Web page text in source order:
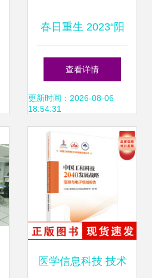
春日重生 2023“阳
康”后工业机器人的
向新之路
查看详情
更新时间：2026-08-06
18:54:31
医学信息科技 技术